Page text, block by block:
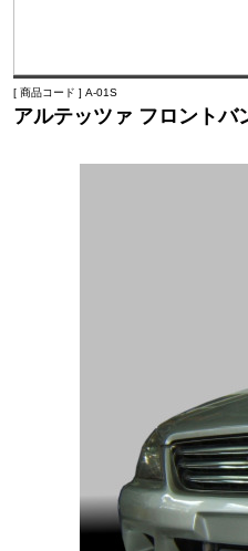
[ 商品コード ] A-01S
アルテッツァ フロントバ